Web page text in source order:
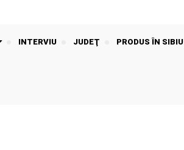
INTERVIU JUDEŢ PRODUS ÎN SIBIU